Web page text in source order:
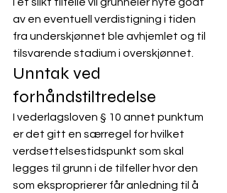
av en eventuell verdistigning i tiden
fra underskjønnet ble avhjemlet og til
tilsvarende stadium i overskjønnet.
Unntak ved
forhåndstiltredelse
I vederlagsloven § 10 annet punktum
er det gitt en særregel for hvilket
verdsettelsestidspunkt som skal
legges til grunn i de tilfeller hvor den
som eksproprierer får anledning til å